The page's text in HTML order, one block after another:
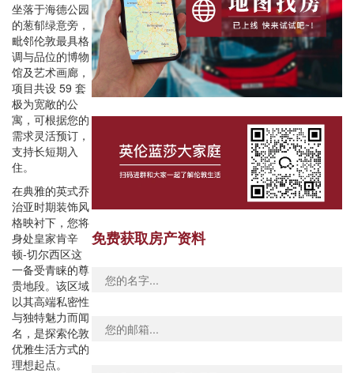
坐落于海德公园
的葱郁绿意旁，
毗邻伦敦最具格
调与品位的博物
馆及艺术画廊，
项目共设 59 套
极为宽敞的公
寓，可根据您的
需求灵活预订，
支持长短期入
住。
在典雅的英式乔
治亚时期装饰风
格映衬下，您将
身处皇家肯辛
顿-切尔西区这
一备受青睐的尊
贵地段。该区域
以其高端私密性
与独特魅力而闻
名，是探索伦敦
优雅生活方式的
理想起点。
免费获取房产资料